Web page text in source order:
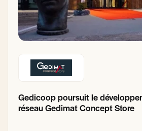
Gedicoop poursuit le
réseau Gedimat Concept Store